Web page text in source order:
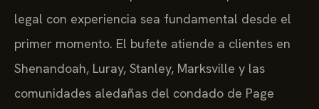
legal con experiencia sea fundamental desde el
primer momento. El bufete atiende a clientes en
Shenandoah, Luray, Stanley, Marksville y las
comunidades aledañas del condado de Page